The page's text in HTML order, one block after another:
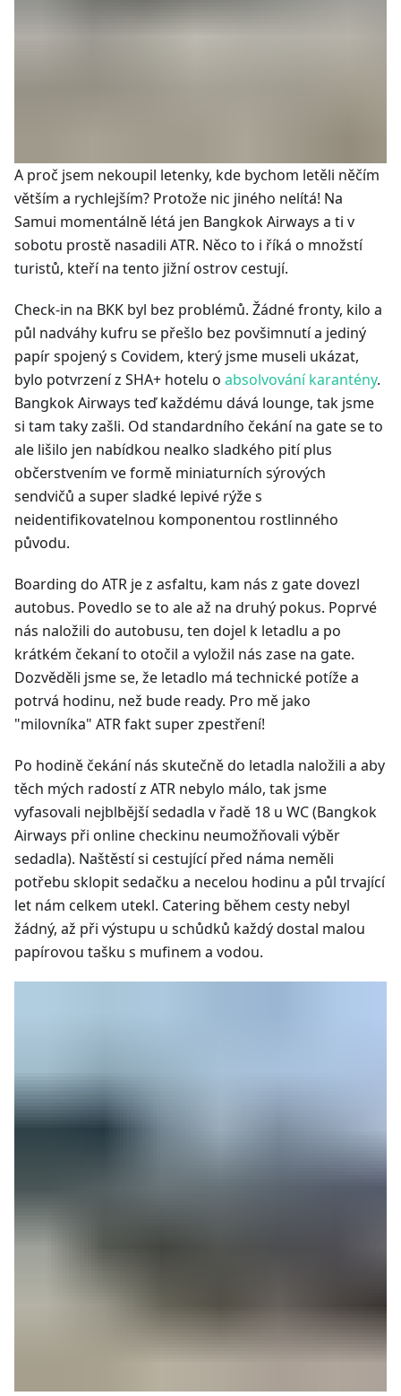
A proč jsem nekoupil letenky, kde bychom letěli něčím
větším a rychlejším? Protože nic jiného nelítá! Na
Samui momentálně létá jen Bangkok Airways a ti v
sobotu prostě nasadili ATR. Něco to i říká o množstí
turistů, kteří na tento jižní ostrov cestují.
Check-in na BKK byl bez problémů. Žádné fronty, kilo a
půl nadváhy kufru se přešlo bez povšimnutí a jediný
papír spojený s Covidem, který jsme museli ukázat,
bylo potvrzení z SHA+ hotelu o absolvování karantény.
Bangkok Airways teď každému dává lounge, tak jsme
si tam taky zašli. Od standardního čekání na gate se to
ale lišilo jen nabídkou nealko sladkého pití plus
občerstvením ve formě miniaturních sýrových
sendvičů a super sladké lepivé rýže s
neidentifikovatelnou komponentou rostlinného
původu.
Boarding do ATR je z asfaltu, kam nás z gate dovezl
autobus. Povedlo se to ale až na druhý pokus. Poprvé
nás naložili do autobusu, ten dojel k letadlu a po
krátkém čekaní to otočil a vyložil nás zase na gate.
Dozvěděli jsme se, že letadlo má technické potíže a
potrvá hodinu, než bude ready. Pro mě jako
"milovníka" ATR fakt super zpestření!
Po hodině čekání nás skutečně do letadla naložili a aby
těch mých radostí z ATR nebylo málo, tak jsme
vyfasovali nejblbější sedadla v řadě 18 u WC (Bangkok
Airways při online checkinu neumožňovali výběr
sedadla). Naštěstí si cestující před náma neměli
potřebu sklopit sedačku a necelou hodinu a půl trvající
let nám celkem utekl. Catering během cesty nebyl
žádný, až při výstupu u schůdků každý dostal malou
papírovou tašku s mufinem a vodou.